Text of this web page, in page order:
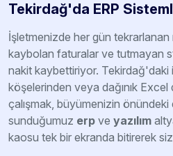
Tekirdağ'da ERP
İşletmenizde her gün tekrarlanan
kaybolan faturalar ve tutmayan
nakit kaybettiriyor. Tekirdağ'daki
köşelerinden veya dağınık
çalışmak, büyümenizin
sunduğumuz erp ve yazılım
kaosu tek bir ekranda bitirerek